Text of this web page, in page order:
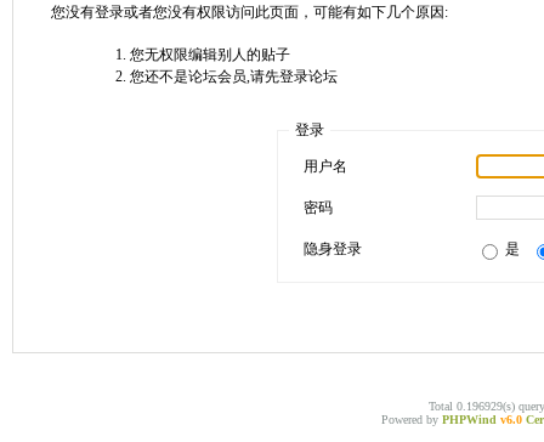
您没有登录或者您没有权限访问此页面，可能有如下几个原因:
您无权限编辑别人的贴子
您还不是论坛会员,请先登录论坛
登录
用户名
密码
隐身登录 是
Total 0.196929(s)
Powered by PHPWind v6.0